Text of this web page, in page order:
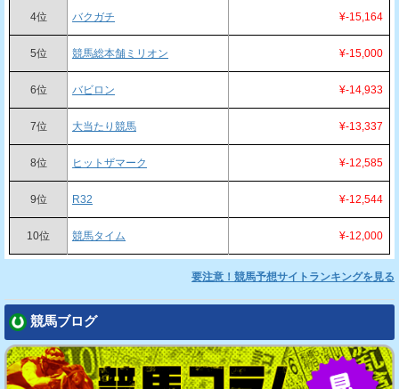
4位 バクガチ ¥-15,164
5位 競馬総本舗ミリオン ¥-15,000
6位 バビロン ¥-14,933
7位 大当たり競馬 ¥-13,337
8位 ヒットザマーク ¥-12,585
9位 R32 ¥-12,544
10位 競馬タイム ¥-12,000
要注意！競馬予想サイトランキングを見る
競馬ブログ